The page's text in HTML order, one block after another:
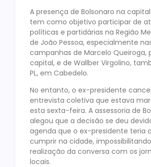
A presença de Bolsonaro na
tem como objetivo participar de
políticas e partidárias na Região
de João Pessoa, especialmente
campanhas de Marcelo Queiroga,
capital, e de Wallber Virgolino,
PL, em Cabedelo.
No entanto, o ex-presidente
entrevista coletiva que estava
esta sexta-feira. A assessoria de
alegou que a decisão se deu
agenda que o ex-presidente teria
cumprir na cidade,
realização da conversa com os
locais.